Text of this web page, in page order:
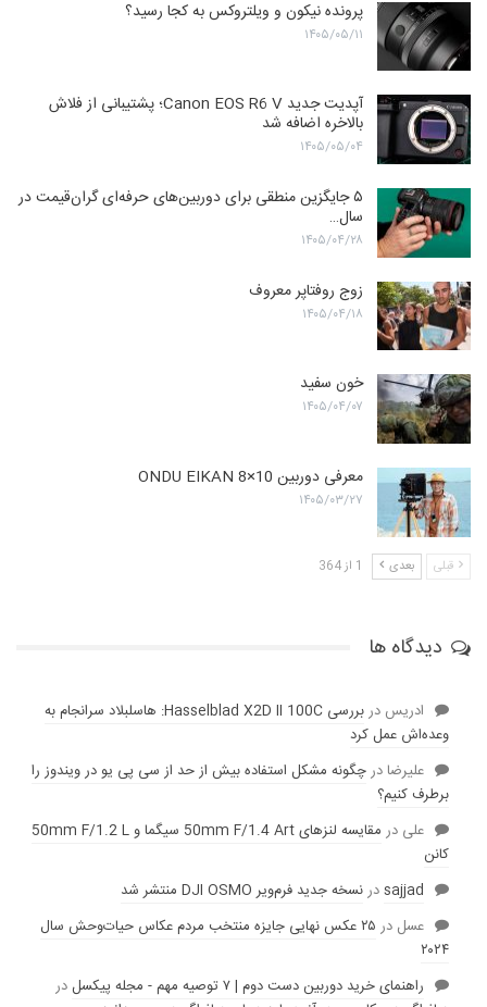
پرونده نیکون و ویلتروکس به کجا رسید؟
۱۴۰۵/۰۵/۱۱
آپدیت جدید Canon EOS R6 V؛ پشتیبانی از فلاش
بالاخره اضافه شد
۱۴۰۵/۰۵/۰۴
۵ جایگزین منطقی برای دوربین‌های حرفه‌ای گران‌قیمت در
سال…
۱۴۰۵/۰۴/۲۸
زوج روفتاپر معروف
۱۴۰۵/۰۴/۱۸
خون سفید
۱۴۰۵/۰۴/۰۷
معرفی دوربین ONDU EIKAN 8×10
۱۴۰۵/۰۳/۲۷
قبلی بعدی 1 از 364
دیدگاه ها
ادریس در
بررسی Hasselblad X2D II 100C: هاسلبلاد سرانجام به
وعده‌‌اش عمل کرد
عليرضادرچگونه مشکل استفاده بیش از حد از سی پی یو در ویندوز را
برطرف کنیم؟
علی در
مقایسه لنز‌های 50mm F/1.4 Art سیگما و 50mm F/1.2 L
کانن
sajjadدرنسخه جدید فرم‌ویر DJI OSMO منتشر شد
عسل در
۲۵ عکس نهایی جایزه منتخب مردم عکاس حیات‌وحش سال
۲۰۲۴
راهنمای خرید دوربین دست دوم | ۷ توصیه مهم - مجله پیکسل
در